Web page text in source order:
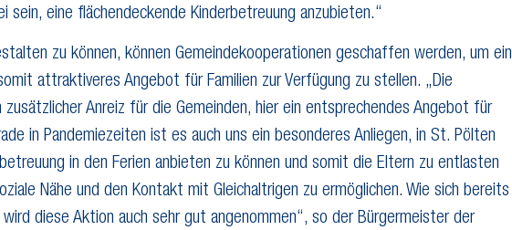
sein, eine flächendeckende Kinderbetreuung anzubieten.“
zu können, können Gemeindekooperationen geschaffen werden, um ein
attraktiveres Angebot für Familien zur Verfügung zu stellen. „Die
Anreiz für die Gemeinden, hier ein entsprechendes Angebot für
in Pandemiezeiten ist es auch uns ein besonderes Anliegen, in St. Pölten
in den Ferien anbieten zu können und somit die Eltern zu entlasten
Nähe und den Kontakt mit Gleichaltrigen zu ermöglichen. Wie sich bereits
diese Aktion auch sehr gut angenommen“, so der Bürgermeister der